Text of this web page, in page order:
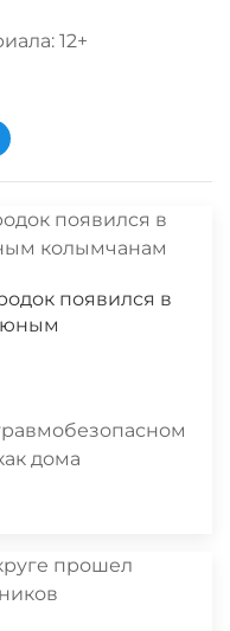
12+
появился в
юным
дома